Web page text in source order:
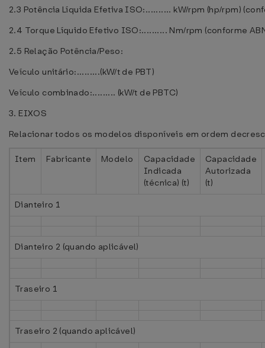
2.3 Potência Líquida Efetiva ISO:.......... kW/rpm (hp/rpm)
2.4 Torque Líquido Efetivo ISO:.......... Nm/rpm (conforme
2.5 Relação Potência/Peso:
Veículo unitário:.........(kW/t de PBT)
Veículo combinado:......... (kW/t de PBTC)
3. EIXOS
Relacionar todos os modelos disponíveis em ordem
Item Fabricante Modelo
Capacidade
Indicada
(técnica) (t)
Capacidade
Autorizada
(t)
Dianteiro 1
Dianteiro 2 (quando aplicável)
Traseiro 1
Traseiro 2 (quando aplicável)